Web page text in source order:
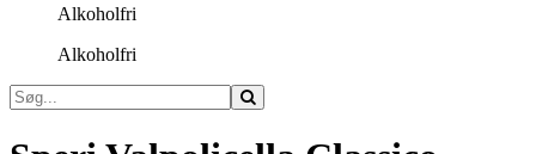
Alkoholfri
Alkoholfri